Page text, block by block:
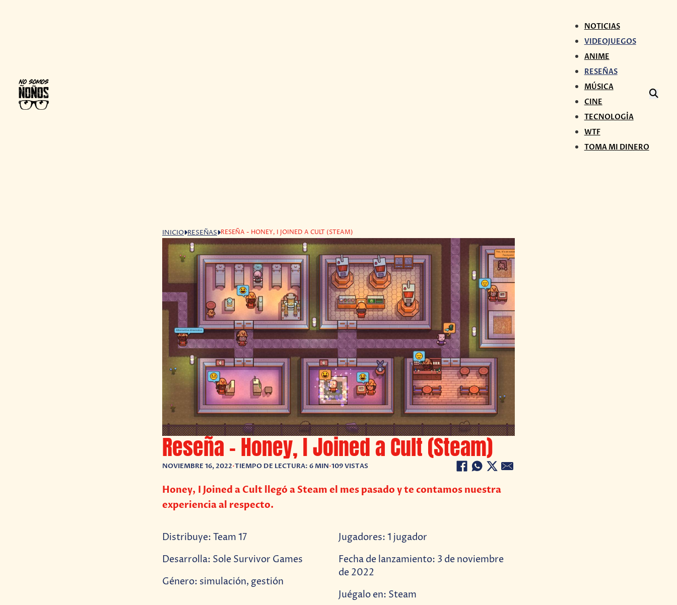
NOTICIAS
VIDEOJUEGOS
ANIME
RESEÑAS
MÚSICA
CINE
TECNOLOGÍA
WTF
TOMA MI DINERO
INICIO RESEÑAS RESEÑA - HONEY, I JOINED A CULT (STEAM)
Reseña – Honey, I Joined a Cult (Steam)
NOVIEMBRE 16, 2022•TIEMPO DE LECTURA: 6 MIN•109 VISTAS
Honey, I Joined a Cult llegó a Steam el mes pasado y te contamos nuestra
experiencia al respecto.
Distribuye: Team 17
Desarrolla: Sole Survivor Games
Género: simulación, gestión
Jugadores: 1 jugador
Fecha de lanzamiento: 3 de noviembre
de 2022
Juégalo en: Steam